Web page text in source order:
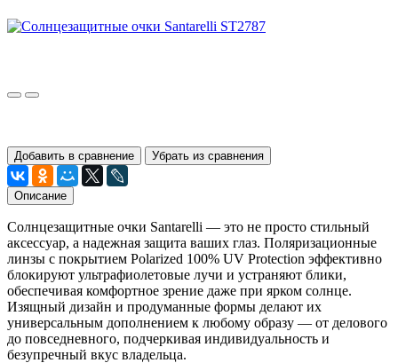
Добавить в сравнение Убрать из сравнения
Описание
Солнцезащитные очки Santarelli — это не просто стильный
аксессуар, а надежная защита ваших глаз. Поляризационные
линзы с покрытием Polarized 100% UV Protection эффективно
блокируют ультрафиолетовые лучи и устраняют блики,
обеспечивая комфортное зрение даже при ярком солнце.
Изящный дизайн и продуманные формы делают их
универсальным дополнением к любому образу — от делового
до повседневного, подчеркивая индивидуальность и
безупречный вкус владельца.